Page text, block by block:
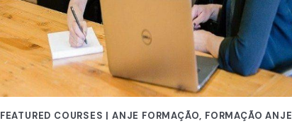
FEATURED COURSES | ANJE FORMAÇÃO, FORMAÇÃO ANJE